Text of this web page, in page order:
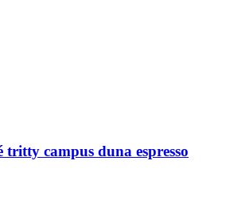
tritty campus duna espresso